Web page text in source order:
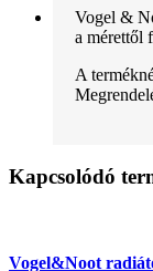
Vogel &
a mérettől
A
Kapcsolódó
Vogel&Noot